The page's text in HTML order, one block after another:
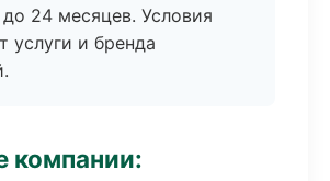
24 месяцев. Условия
услуги и бренда
компании: